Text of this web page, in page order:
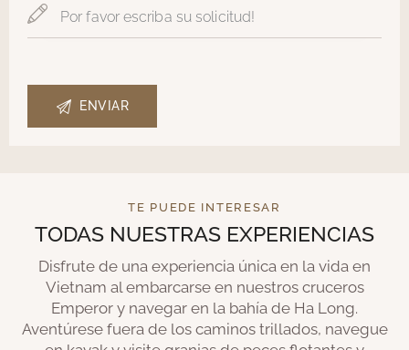
TE PUEDE INTERESAR
TODAS NUESTRAS EXPERIENCIAS
Disfrute de una experiencia única en la vida en
Vietnam al embarcarse en nuestros cruceros
Emperor y navegar en la bahía de Ha Long.
Aventúrese fuera de los caminos trillados, navegue